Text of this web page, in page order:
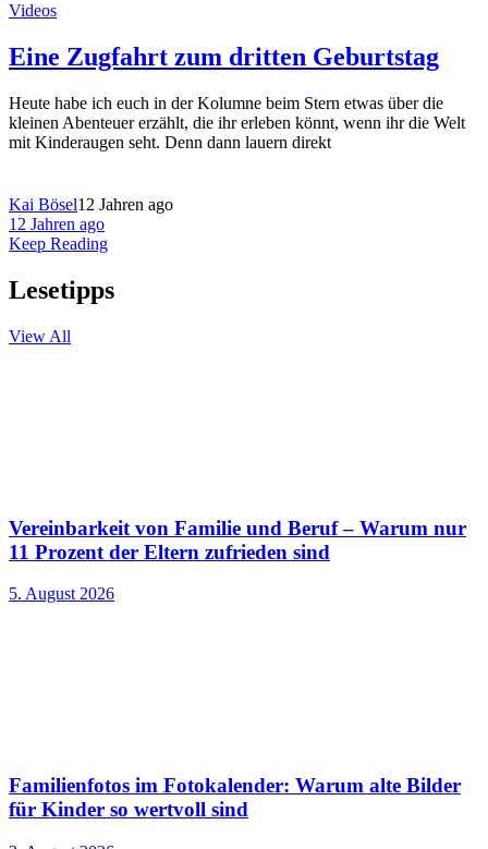
Videos
Eine Zugfahrt zum dritten Geburtstag
Heute habe ich euch in der Kolumne beim Stern etwas über die
kleinen Abenteuer erzählt, die ihr erleben könnt, wenn ihr die Welt
mit Kinderaugen seht. Denn dann lauern direkt
Kai Bösel12 Jahren ago
12 Jahren ago
Keep Reading
Lesetipps
View All
Vereinbarkeit von Familie und Beruf – Warum nur
11 Prozent der Eltern zufrieden sind
5. August 2026
Familienfotos im Fotokalender: Warum alte Bilder
für Kinder so wertvoll sind